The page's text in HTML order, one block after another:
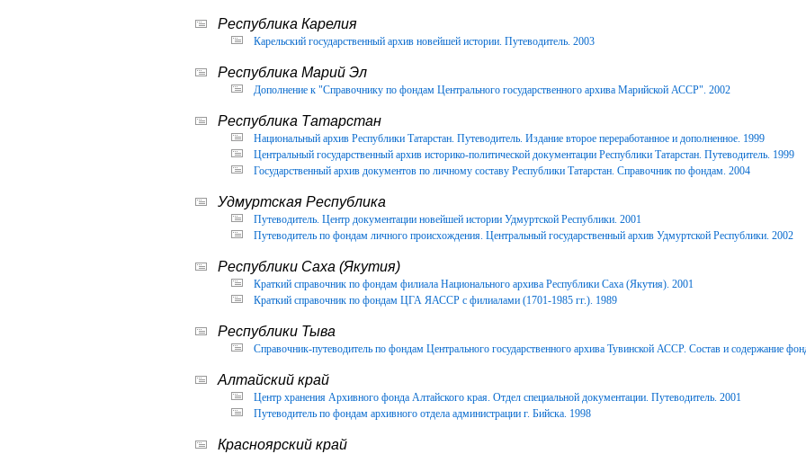
Республика Карелия
Карельский государственный архив новейшей истории. Путеводитель. 2003
Республика Марий Эл
Дополнение к "Справочнику по фондам Центрального государственного архива Марийской АССР". 2002
Республика Татарстан
Национальный архив Республики Татарстан. Путеводитель. Издание второе переработанное и дополненное. 1999
Центральный государственный архив историко-политической документации Республики Татарстан. Путеводитель. 1999
Государственный архив документов по личному составу Республики Татарстан. Справочник по фондам. 2004
Удмуртская Республика
Путеводитель. Центр документации новейшей истории Удмуртской Республики. 2001
Путеводитель по фондам личного происхождения. Центральный государственный архив Удмуртской Республики. 2002
Республики Саха (Якутия)
Краткий справочник по фондам филиала Национального архива Республики Саха (Якутия). 2001
Краткий справочник по фондам ЦГА ЯАССР с филиалами (1701-1985 гг.). 1989
Республики Тыва
Справочник-путеводитель по фондам Центрального государственного архива Тувинской АССР. Состав и содержание
Алтайский край
Центр хранения Архивного фонда Алтайского края. Отдел специальной документации. Путеводитель. 2001
Путеводитель по фондам архивного отдела администрации г. Бийска. 1998
Красноярский край